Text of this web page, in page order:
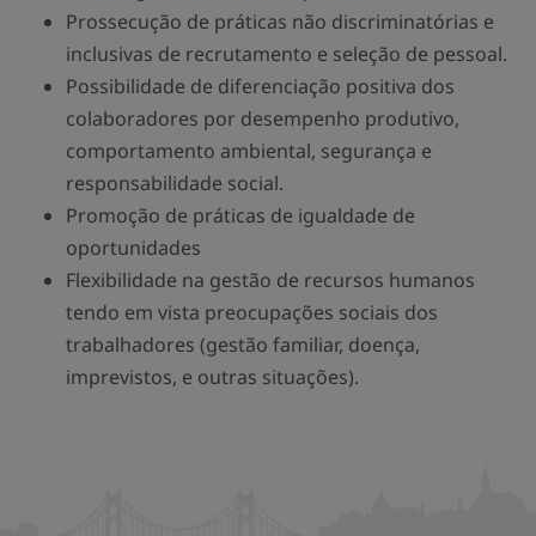
Prossecução de práticas não discriminatórias e
inclusivas de recrutamento e seleção de pessoal.
Possibilidade de diferenciação positiva dos
colaboradores por desempenho produtivo,
comportamento ambiental, segurança e
responsabilidade social.
Promoção de práticas de igualdade de
oportunidades
Flexibilidade na gestão de recursos humanos
tendo em vista preocupações sociais dos
trabalhadores (gestão familiar, doença,
imprevistos, e outras situações).